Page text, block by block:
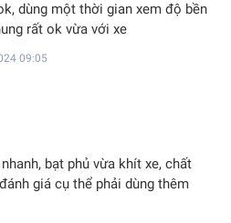
dùng một thời gian xem độ bền
rất ok vừa với xe
09:05
bạt phủ vừa khít xe, chất
giá cụ thể phải dùng thêm